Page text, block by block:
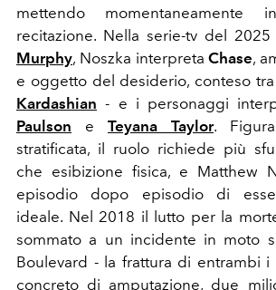
mettendo momentaneamente
recitazione. Nella serie-tv del
Murphy, Noszka interpretaChase,
e oggetto del desiderio, conteso
Kardashian - e i personaggi
Paulson e Teyana Taylor.
stratificata, il ruolo richiede più
che esibizione fisica, e Matthew
episodio dopo episodio di
ideale. Nel 2018 il lutto per la
sommato a un incidente in moto
Boulevard - la frattura di entrambi i
concreto di amputazione, due